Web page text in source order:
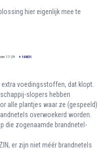
hier eigenlijk mee te
17:29 + 10831
voedingsstoffen, dat klopt.
slopers hebben
alle plantjes waar ze (gespeeld)
overwoekerd worden.
die zogenaamde brandnetel-
er zijn niet méér brandnetels